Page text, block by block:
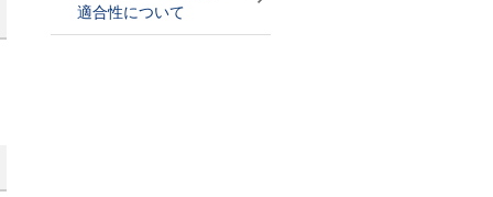
適合性について